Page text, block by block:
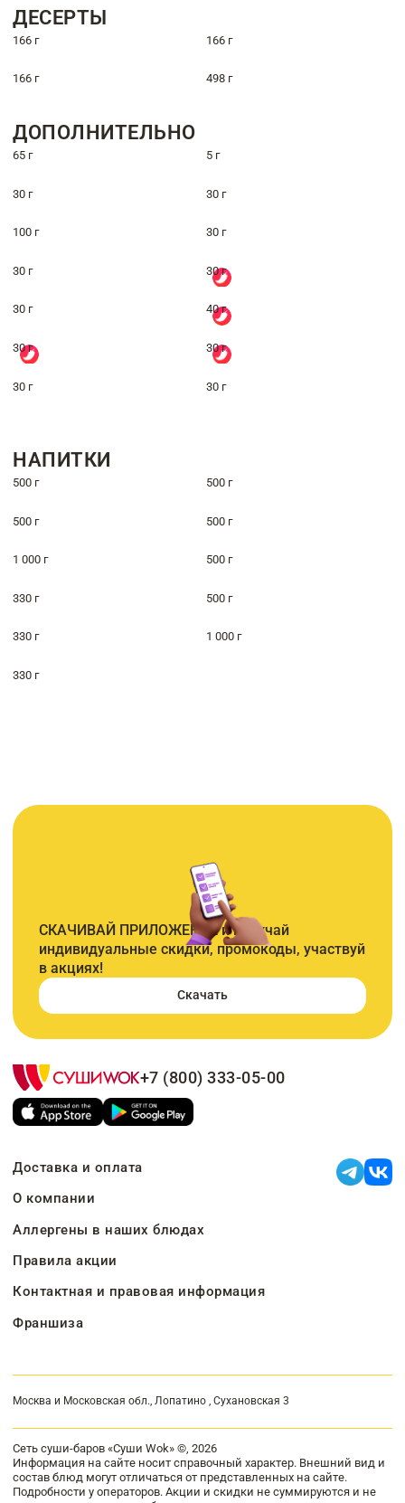
ДЕСЕРТЫ
166 г 166 г
166 г 498 г
ДОПОЛНИТЕЛЬНО
65 г 5 г
30 г 30 г
100 г 30 г
30 г 30 г
30 г 40 г
30 г 30 г
30 г 30 г
НАПИТКИ
500 г 500 г
500 г 500 г
1 000 г 500 г
330 г 500 г
330 г 1 000 г
330 г
СКАЧИВАЙ ПРИЛОЖЕНИЕ и получай
индивидуальные скидки, промокоды, участвуй
в акциях!
Скачать
+7 (800) 333-05-00
Доставка и оплата
О компании
Аллергены в наших блюдах
Правила акции
Контактная и правовая информация
Франшиза
Москва и Московская обл., Лопатино , Сухановская 3
Сеть суши-баров «Суши Wok» ©, 2026
Информация на сайте носит справочный характер. Внешний вид и
состав блюд могут отличаться от представленных на сайте.
Подробности у операторов. Акции и скидки не суммируются и не